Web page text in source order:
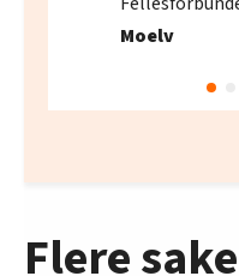
Moelv
Flere